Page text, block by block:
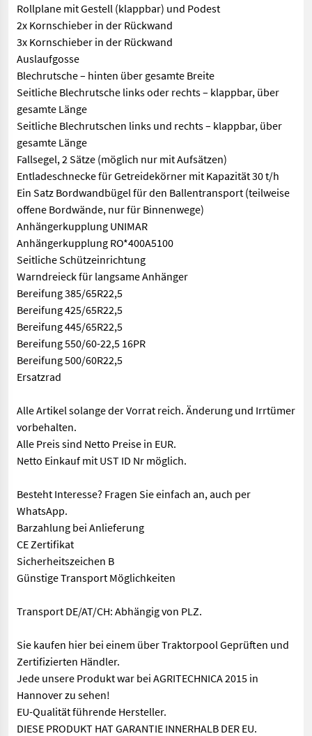
Rollplane mit Gestell (klappbar) und Podest
2x Kornschieber in der Rückwand
3x Kornschieber in der Rückwand
Auslaufgosse
Blechrutsche – hinten über gesamte Breite
Seitliche Blechrutsche links oder rechts – klappbar, über
gesamte Länge
Seitliche Blechrutschen links und rechts – klappbar, über
gesamte Länge
Fallsegel, 2 Sätze (möglich nur mit Aufsätzen)
Entladeschnecke für Getreidekörner mit Kapazität 30 t/h
Ein Satz Bordwandbügel für den Ballentransport (teilweise
offene Bordwände, nur für Binnenwege)
Anhängerkupplung UNIMAR
Anhängerkupplung RO*400A5100
Seitliche Schützeinrichtung
Warndreieck für langsame Anhänger
Bereifung 385/65R22,5
Bereifung 425/65R22,5
Bereifung 445/65R22,5
Bereifung 550/60-22,5 16PR
Bereifung 500/60R22,5
Ersatzrad
Alle Artikel solange der Vorrat reich. Änderung und Irrtümer
vorbehalten.
Alle Preis sind Netto Preise in EUR.
Netto Einkauf mit UST ID Nr möglich.
Besteht Interesse? Fragen Sie einfach an, auch per
WhatsApp.
Barzahlung bei Anlieferung
CE Zertifikat
Sicherheitszeichen B
Günstige Transport Möglichkeiten
Transport DE/AT/CH: Abhängig von PLZ.
Sie kaufen hier bei einem über Traktorpool Geprüften und
Zertifizierten Händler.
Jede unsere Produkt war bei AGRITECHNICA 2015 in
Hannover zu sehen!
EU-Qualität führende Hersteller.
DIESE PRODUKT HAT GARANTIE INNERHALB DER EU.